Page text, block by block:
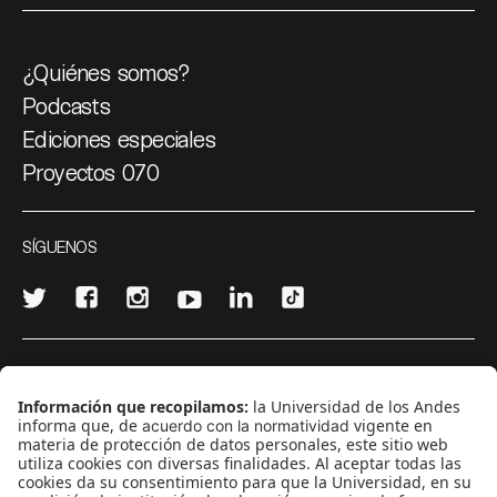
¿Quiénes somos?
Podcasts
Ediciones especiales
Proyectos 070
SÍGUENOS
CONTÁCTANOS
cerosetenta@uniandes.edu.co